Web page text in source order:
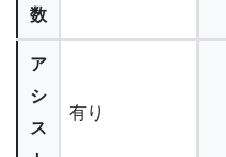
数
ア
シ
ス
有り